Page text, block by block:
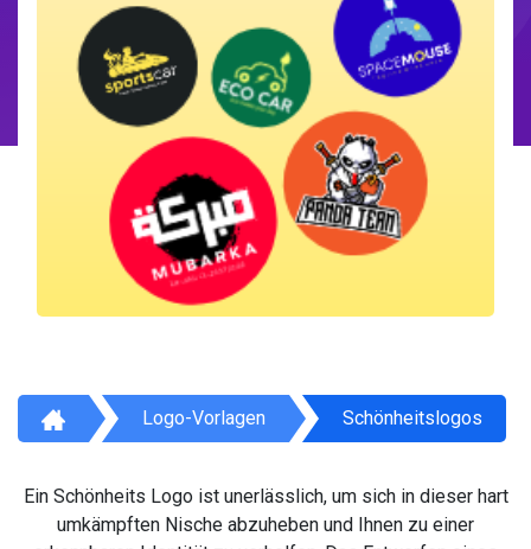
Logo-Vorlagen Schönheitslogos
Ein Schönheits Logo ist unerlässlich, um sich in dieser hart
umkämpften Nische abzuheben und Ihnen zu einer